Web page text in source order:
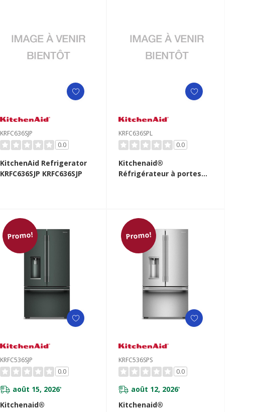
KRFC636SJP
0.0
KitchenAid Refrigerator
KRFC636SJP KRFC636SJP
KRFC636SPL
0.0
Kitchenaid®
Réfrigérateur à portes
Promo!
KRFC536SJP
0.0
août 15, 2026*
Kitchenaid®
Promo!
KRFC536SPS
0.0
août 12, 2026*
Kitchenaid®